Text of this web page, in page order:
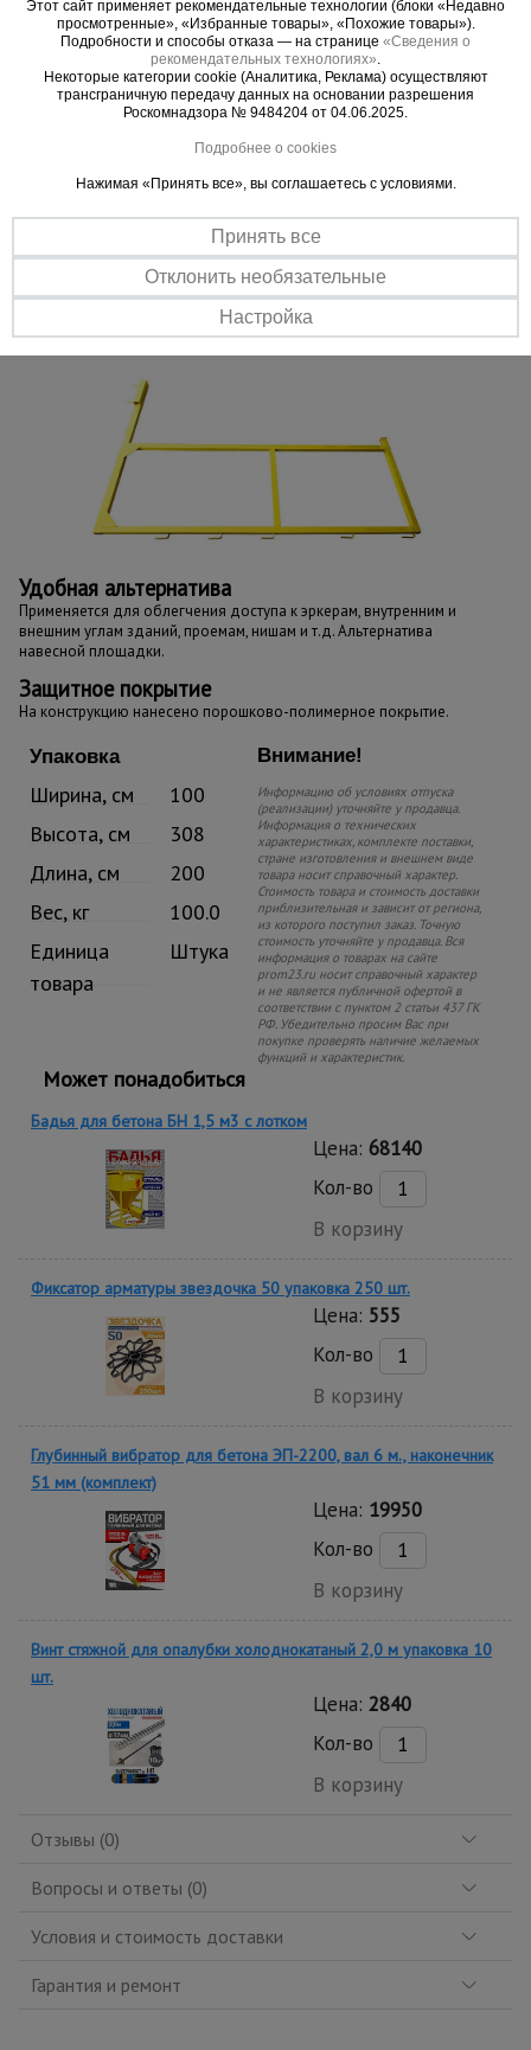
Важные преимущества –
эффективная работа
В консолях предусмотрены пазы для установки ограждений из
дерева или металла.
Консоль изготовлена из сварной профильной трубы и
выдерживает нагрузку до 200-250 кг/шт. Фиксируется между
плитами перекрытия.
Удобная альтернатива
Применяется для облегчения доступа к эркерам, внутренним и
внешним углам зданий, проемам, нишам и т.д. Альтернатива
навесной площадки.
Защитное покрытие
На конструкцию нанесено порошково-полимерное покрытие.
Упаковка
Ширина, см
100
Высота, см
308
Длина, см
200
Вес, кг
100.0
Единица
товара
Штука
Внимание!
Информацию об условиях отпуска
(реализации) уточняйте у продавца.
Информация о технических
характеристиках, комплекте поставки,
стране изготовления и внешнем виде
товара носит справочный характер.
Стоимость товара и стоимость доставки
приблизительная и зависит от региона,
из которого поступил заказ. Точную
стоимость уточняйте у продавца. Вся
информация о товарах на сайте
prom23.ru носит справочный характер
и не является публичной офертой в
соответствии с пунктом 2 статьи 437 ГК
РФ. Убедительно просим Вас при
покупке проверять наличие желаемых
функций и характеристик.
Может понадобиться
Бадья для бетона БН 1,5 м3 с лотком
Цена: 68140
Кол-во
В корзину
Фиксатор арматуры звездочка 50 упаковка 250 шт.
Цена: 555
Кол-во
В корзину
Глубинный вибратор для бетона ЭП-2200, вал 6 м., наконечник
51 мм (комплект)
Цена: 19950
Кол-во
В корзину
Винт стяжной для опалубки холоднокатаный 2,0 м упаковка 10
шт.
Цена: 2840
Кол-во
В корзину
Отзывы (0)
Вопросы и ответы (0)
Условия и стоимость доставки
Гарантия и ремонт
Этот сайт применяет рекомендательные технологии (блоки «Недавно
просмотренные», «Избранные товары», «Похожие товары»).
Подробности и способы отказа — на странице «Сведения о
рекомендательных технологиях»
Некоторые категории cookie (Аналитика, Реклама) осуществляют
трансграничную передачу данных на основании разрешения
Роскомнадзора № 9484204 от 04.06.2025.
Подробнее о cookies
Нажимая «Принять все», вы соглашаетесь с условиями.
Принять все
Отклонить необязательные
Настройка